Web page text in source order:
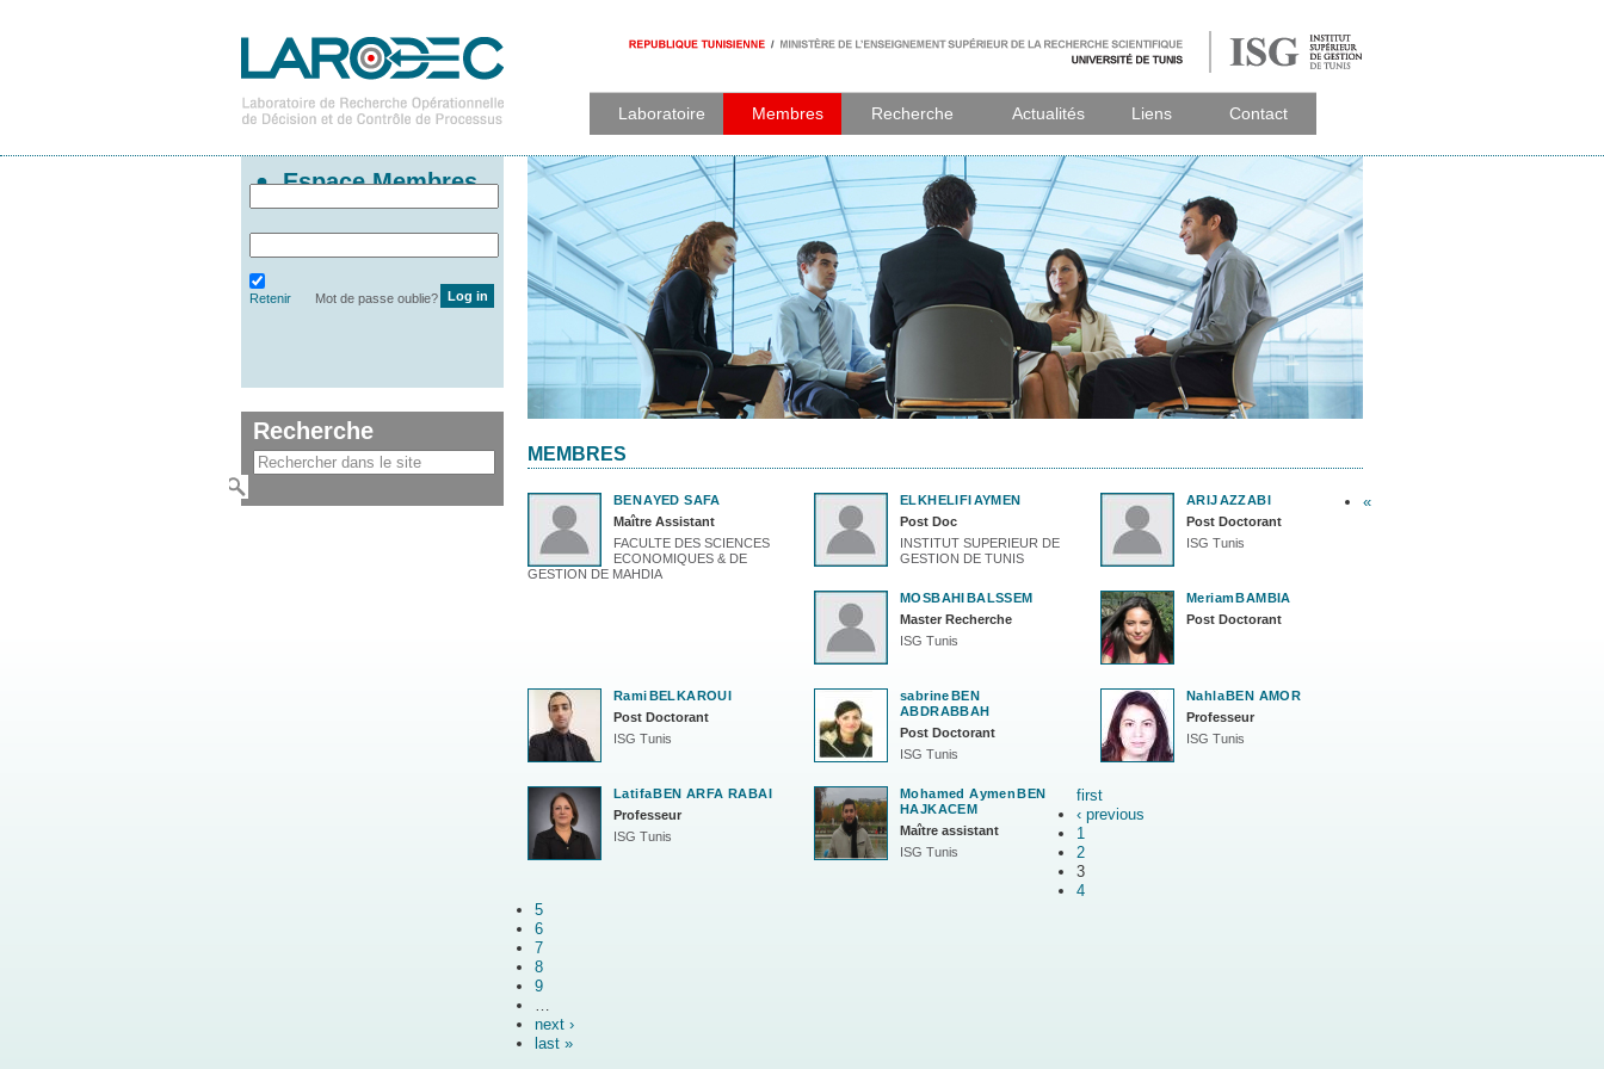
Laboratoire Membres Recherche Actualités Liens Contact
MEMBRES
BENAYED SAFA
Maître Assistant
FACULTE DES SCIENCES
ECONOMIQUES & DE
GESTION DE MAHDIA
ELKHELIFIAYMEN
Post Doc
INSTITUT SUPERIEUR DE
GESTION DE TUNIS
ARIJAZZABI
Post Doctorant
ISG Tunis
MOSBAHIBALSSEM
Master Recherche
ISG Tunis
MeriamBAMBIA
Post Doctorant
RamiBELKAROUI
Post Doctorant
ISG Tunis
sabrineBEN
ABDRABBAH
Post Doctorant
ISG Tunis
NahlaBEN AMOR
Professeur
ISG Tunis
LatifaBEN ARFA RABAI
Professeur
ISG Tunis
Mohamed AymenBEN
HAJKACEM
Maître assistant
ISG Tunis
«
first
‹ previous
1
2
3
4
5
6
7
8
9
…
next ›
last »
Espace Membres
Retenir Mot de passe oublie?
Recherche